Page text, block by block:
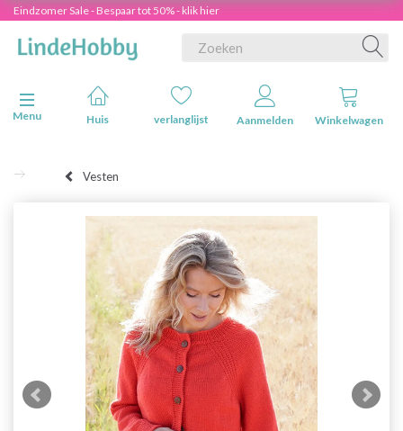
Eindzomer Sale - Bespaar tot 50% - klik hier
Navigatie in-/uitschakelen
Menu
Huis verlanglijst Aanmelden Winkelwagen
Vesten